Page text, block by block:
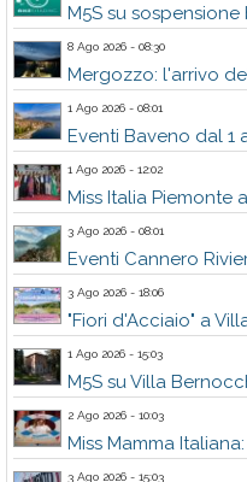
M5S su
8 Ago 2026 - 08:30
Mergozzo: l'arrivo
1 Ago 2026 - 08:01
Eventi Baveno dal 1
1 Ago 2026 - 12:02
Miss Italia Piemonte
3 Ago 2026 - 08:01
Eventi Cannero
3 Ago 2026 - 18:06
"Fiori d'Acciaio" a
1 Ago 2026 - 15:03
M5S su Villa
2 Ago 2026 - 10:03
Miss Mamma
3 Ago 2026 - 15:03